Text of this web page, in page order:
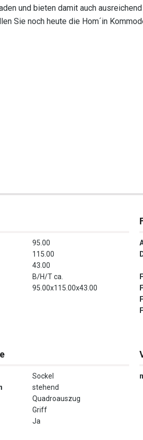
und bieten damit auch ausreichend
Sie noch heute die Hom´in
95.00
115.00
43.00
B/H/T ca.
95.00x115.00x43.00
Sockel
stehend
Quadroauszug
Griff
Ja